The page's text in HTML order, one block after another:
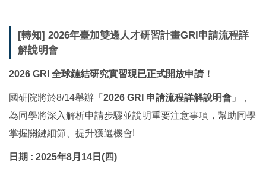
[轉知] 2026年臺加雙邊人才研習計畫GRI申請流程詳
解說明會
2026 GRI 全球鏈結研究實習現已正式開放申請！
國研院將於8/14舉辦「 2026 GRI 申請流程詳解說明會 」，
為同學將深入解析申請步驟並說明重要注意事項，幫助同學
掌握關鍵細節、提升獲選機會!
日期 : 2025年8月 14 日 (四)